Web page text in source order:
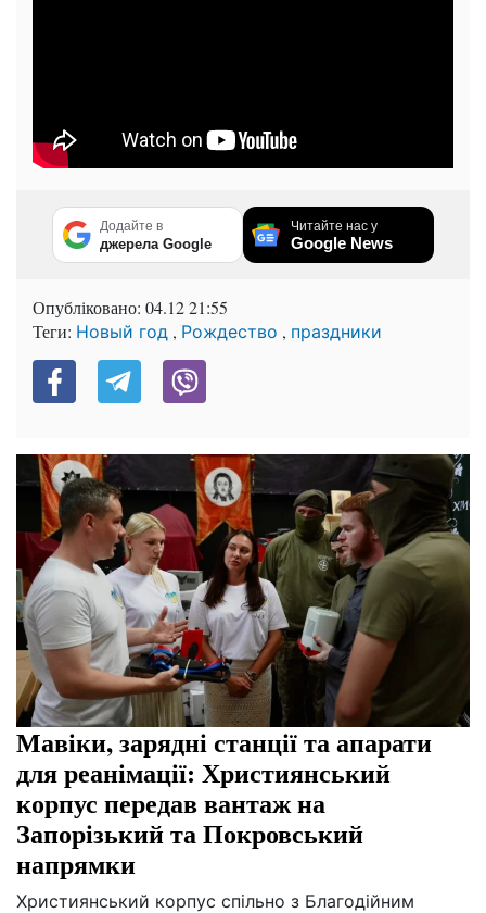
Додайте в
джерела Google
Читайте нас у
Google News
Опубліковано: 04.12 21:55
Теги: Новый год , Рождество , праздники
Мавіки, зарядні станції та апарати
для реанімації: Християнський
корпус передав вантаж на
Запорізький та Покровський
напрямки
Християнський корпус спільно з Благодійним